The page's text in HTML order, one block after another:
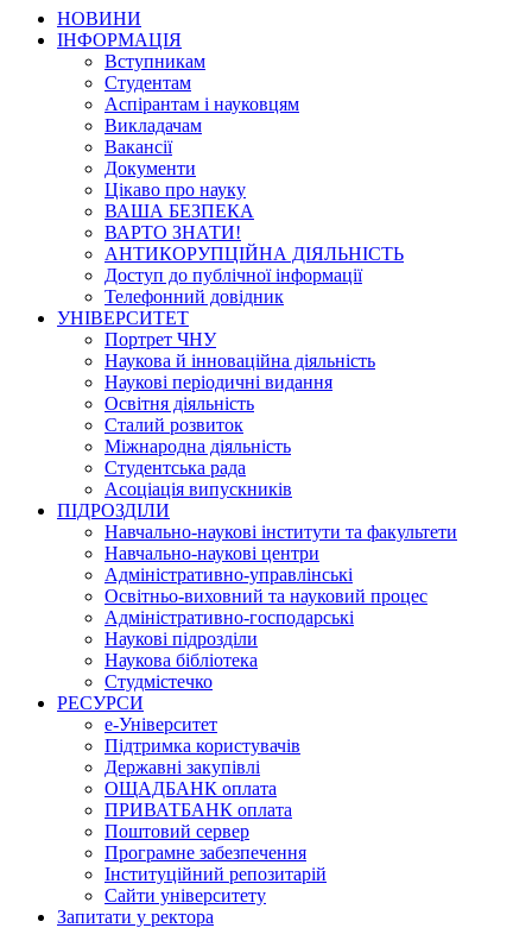
НОВИНИ
ІНФОРМАЦІЯ
Вступникам
Студентам
Аспірантам і науковцям
Викладачам
Вакансії
Документи
Цікаво про науку
ВАША БЕЗПЕКА
ВАРТО ЗНАТИ!
АНТИКОРУПЦІЙНА ДІЯЛЬНІСТЬ
Доступ до публічної інформації
Телефонний довідник
УНІВЕРСИТЕТ
Портрет ЧНУ
Наукова й інноваційна діяльність
Наукові періодичні видання
Освітня діяльність
Сталий розвиток
Міжнародна діяльність
Студентська рада
Асоціація випускників
ПІДРОЗДІЛИ
Навчально-наукові інститути та факультети
Навчально-наукові центри
Адміністративно-управлінські
Освітньо-виховний та науковий процес
Адміністративно-господарські
Наукові підрозділи
Наукова бібліотека
Студмістечко
РЕСУРСИ
е-Університет
Підтримка користувачів
Державні закупівлі
ОЩАДБАНК оплата
ПРИВАТБАНК оплата
Поштовий сервер
Програмне забезпечення
Інституційний репозитарій
Сайти університету
Запитати у ректора